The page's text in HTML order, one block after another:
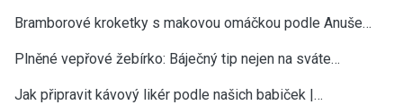
Bramborové kroketky s makovou omáčkou podle Anuše…
Plněné vepřové žebírko: Báječný tip nejen na sváte…
Jak připravit kávový likér podle našich babiček |…